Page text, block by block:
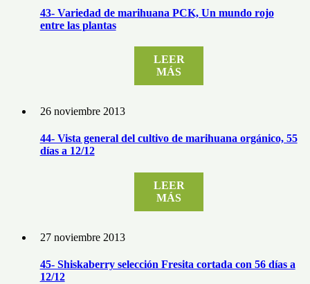
43- Variedad de marihuana PCK, Un mundo rojo
entre las plantas
LEER
MÁS
26 noviembre 2013
44- Vista general del cultivo de marihuana orgánico, 55
días a 12/12
LEER
MÁS
27 noviembre 2013
45- Shiskaberry selección Fresita cortada con 56 días a
12/12